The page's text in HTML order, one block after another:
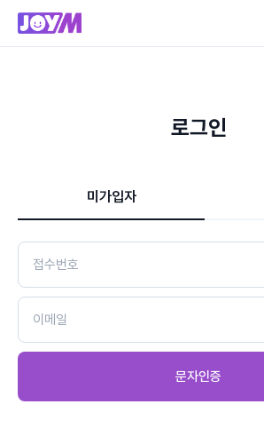
로그인
미가입자
문자인증